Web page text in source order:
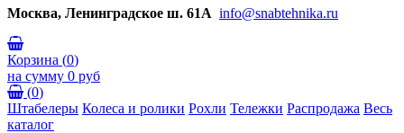
Москва, Ленинградское ш. 61А info@snabtehnika.ru
Корзина (0)
на сумму 0 руб
(0)
Штабелеры Колеса и ролики Рохли Тележки Распродажа Весь
каталог